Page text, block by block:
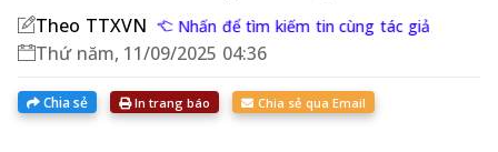
Theo TTXVN Nhấn để tìm kiếm tin cùng tác giả
Thứ năm, 11/09/2025 04:36
Chia sẻ In trang báo Chia sẻ qua Email